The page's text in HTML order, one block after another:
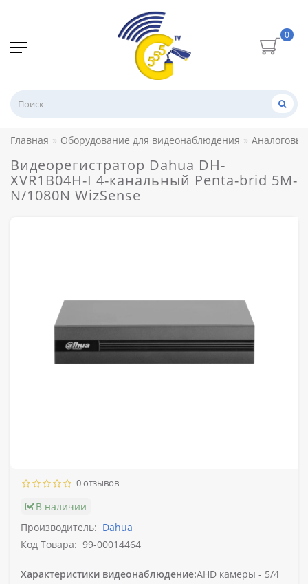
0
Главная Оборудование для видеонаблюдения
Видеорегистратор Dahua DH-
XVR1B04H-I 4-канальный Penta-brid 5M-
N/1080N WizSense
0 отзывов
В наличии
Производитель: Dahua
Код Товара: 99-00014464
Характеристики видеонаблюдение:AHD камеры - 5/4